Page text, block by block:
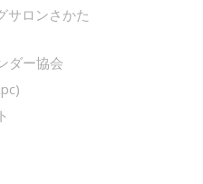
サロンさかた
ダー協会